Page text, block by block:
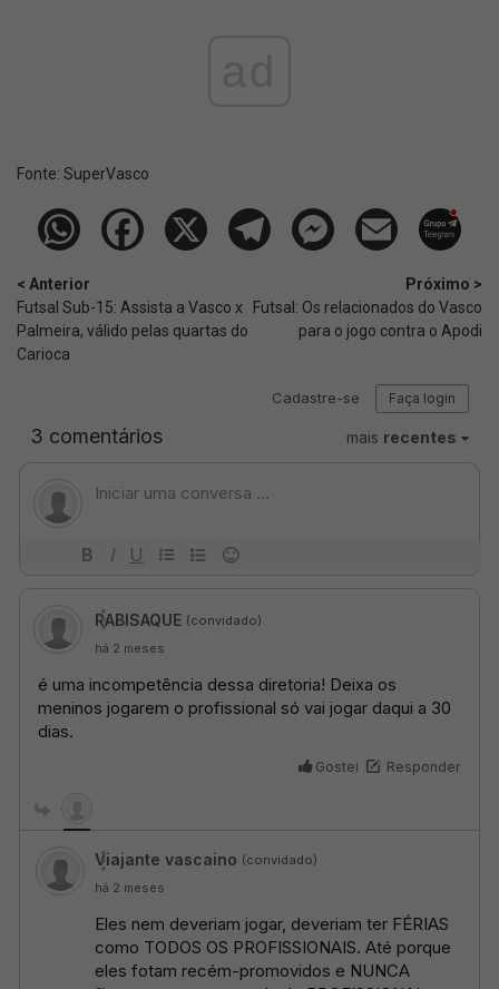
Fonte: SuperVasco‎‎‎‎‎‎
< Anterior
Futsal Sub-15: Assista a Vasco x
Palmeira, válido pelas quartas do
Carioca
Próximo >
Futsal: Os relacionados do Vasco
para o jogo contra o Apodi